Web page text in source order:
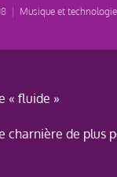
Musique et
« fluide »
charnière de plus